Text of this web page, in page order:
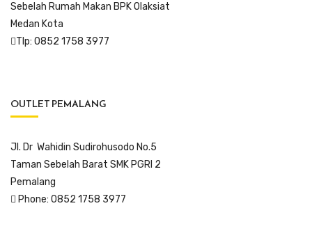
Sebelah Rumah Makan BPK Olaksiat
Medan Kota
Tlp: 0852 1758 3977
OUTLET PEMALANG
Jl. Dr Wahidin Sudirohusodo No.5
Taman Sebelah Barat SMK PGRI 2
Pemalang
Phone: 0852 1758 3977